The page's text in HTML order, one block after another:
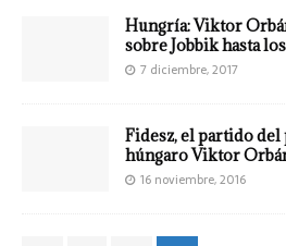
Hungría: Viktor
sobre Jobbik hasta
7 diciembre, 2017
Fidesz, el partido
húngaro Viktor
16 noviembre, 2016